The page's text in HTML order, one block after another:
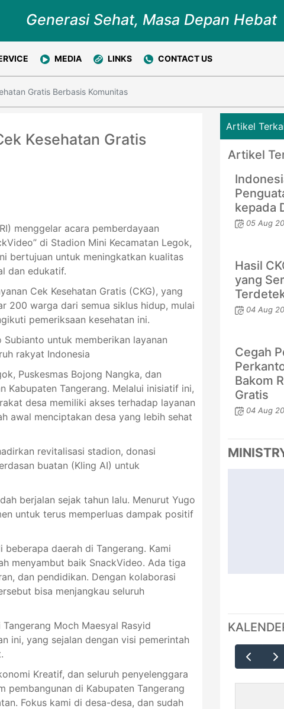
Generasi Sehat, Masa Depan Hebat
MEDIA LINKS CONTACT US
Gratis Berbasis Komunitas
Kesehatan Gratis
menggelar acara pemberdayaan
di Stadion Mini Kecamatan Legok,
bertujuan untuk meningkatkan kualitas
dan edukatif.
Cek Kesehatan Gratis (CKG), yang
200 warga dari semua siklus hidup, mulai
pemeriksaan kesehatan ini.
untuk memberikan layanan
rakyat Indonesia
Puskesmas Bojong Nangka, dan
Kabupaten Tangerang. Melalui inisiatif ini,
desa memiliki akses terhadap layanan
awal menciptakan desa yang lebih sehat
revitalisasi stadion, donasi
buatan (Kling AI) untuk
berjalan sejak tahun lalu. Menurut Yugo
untuk terus memperluas dampak positif
daerah di Tangerang. Kami
menyambut baik SnackVideo. Ada tiga
dan pendidikan. Dengan kolaborasi
bisa menjangkau seluruh
Moch Maesyal Rasyid
ini, yang sejalan dengan visi pemerintah
Kreatif, dan seluruh penyelenggara
pembangunan di Kabupaten Tangerang
Fokus kami di desa-desa, dan sudah
Artikel
Artikel
kepada
05 Aug
Hasil
yang
04 Aug
Cegah
Bakom
Gratis
04 Aug